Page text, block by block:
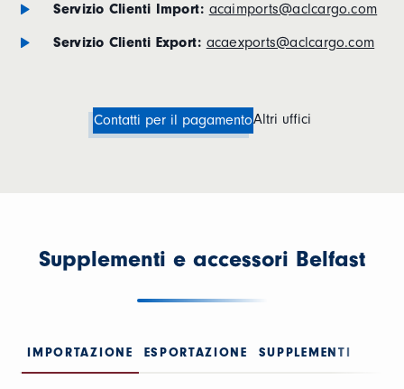
Servizio Clienti Import: acaimports@aclcargo.com
Servizio Clienti Export: acaexports@aclcargo.com
Contatti per il pagamentoAltri uffici
Supplementi e accessori Belfast
IMPORTAZIONE ESPORTAZIONE SUPPLEMENTI